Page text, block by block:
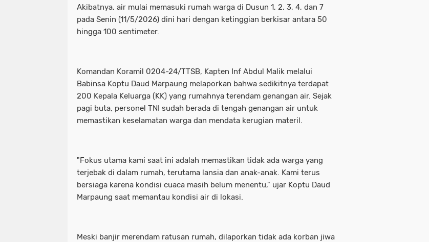
Akibatnya, air mulai memasuki rumah warga di Dusun 1, 2, 3, 4, dan 7
pada Senin (11/5/2026) dini hari dengan ketinggian berkisar antara 50
hingga 100 sentimeter.
Komandan Koramil 0204-24/TTSB, Kapten Inf Abdul Malik melalui
Babinsa Koptu Daud Marpaung melaporkan bahwa sedikitnya terdapat
200 Kepala Keluarga (KK) yang rumahnya terendam genangan air. Sejak
pagi buta, personel TNI sudah berada di tengah genangan air untuk
memastikan keselamatan warga dan mendata kerugian materil.
"Fokus utama kami saat ini adalah memastikan tidak ada warga yang
terjebak di dalam rumah, terutama lansia dan anak-anak. Kami terus
bersiaga karena kondisi cuaca masih belum menentu," ujar Koptu Daud
Marpaung saat memantau kondisi air di lokasi.
Meski banjir merendam ratusan rumah, dilaporkan tidak ada korban jiwa